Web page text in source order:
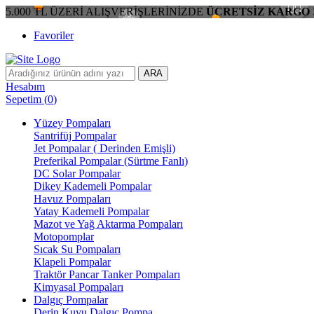
5.000 TL ÜZERİ ALIŞVERİŞLERİNİZDE ÜCRETSİZ KARGO
Favoriler
ARA
Hesabım
Sepetim (0)
Yüzey Pompaları
Santrifüj Pompalar
Jet Pompalar ( Derinden Emişli)
Preferikal Pompalar (Sürtme Fanlı)
DC Solar Pompalar
Dikey Kademeli Pompalar
Havuz Pompaları
Yatay Kademeli Pompalar
Mazot ve Yağ Aktarma Pompaları
Motopomplar
Sıcak Su Pompaları
Klapeli Pompalar
Traktör Pancar Tanker Pompaları
Kimyasal Pompaları
Dalgıç Pompalar